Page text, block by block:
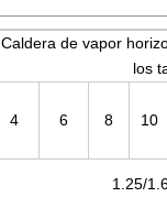
Caldera de vapor
los
4 6 8 10
1.25/